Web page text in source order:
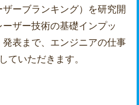
ーブランキング）を研究開
ザー技術の基礎インプッ
発表まで、エンジニアの仕事
ていただきます。